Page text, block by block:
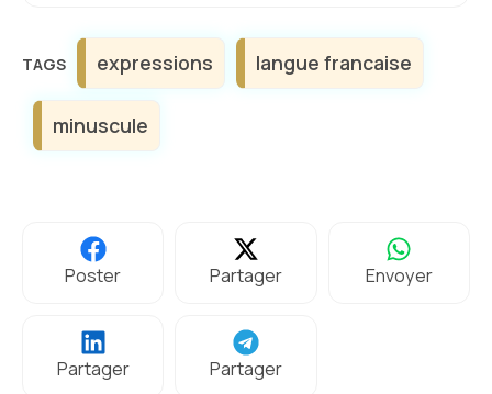
Étiquettes
expressions langue francaise
minuscule
Poster Partager Envoyer
Partager Partager